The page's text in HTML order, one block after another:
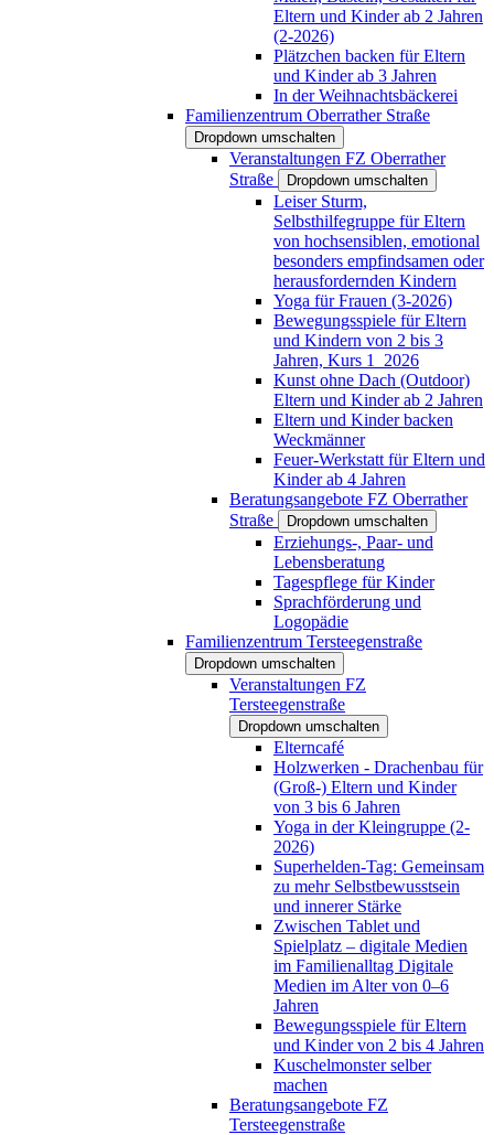
Eltern und Kinder ab 2 Jahren
(2-2026)
Plätzchen backen für Eltern
und Kinder ab 3 Jahren
In der Weihnachtsbäckerei
Familienzentrum Oberrather Straße
Dropdown umschalten
Veranstaltungen FZ Oberrather
Straße
Dropdown umschalten
Leiser Sturm,
Selbsthilfegruppe für Eltern
von hochsensiblen, emotional
besonders empfindsamen oder
herausfordernden Kindern
Yoga für Frauen (3-2026)
Bewegungsspiele für Eltern
und Kindern von 2 bis 3
Jahren, Kurs 1_2026
Kunst ohne Dach (Outdoor)
Eltern und Kinder ab 2 Jahren
Eltern und Kinder backen
Weckmänner
Feuer-Werkstatt für Eltern und
Kinder ab 4 Jahren
Beratungsangebote FZ Oberrather
Straße
Dropdown umschalten
Erziehungs-, Paar- und
Lebensberatung
Tagespflege für Kinder
Sprachförderung und
Logopädie
Familienzentrum Tersteegenstraße
Dropdown umschalten
Veranstaltungen FZ
Tersteegenstraße
Dropdown umschalten
Elterncafé
Holzwerken - Drachenbau für
(Groß-) Eltern und Kinder
von 3 bis 6 Jahren
Yoga in der Kleingruppe (2-
2026)
Superhelden-Tag: Gemeinsam
zu mehr Selbstbewusstsein
und innerer Stärke
Zwischen Tablet und
Spielplatz – digitale Medien
im Familienalltag Digitale
Medien im Alter von 0–6
Jahren
Bewegungsspiele für Eltern
und Kinder von 2 bis 4 Jahren
Kuschelmonster selber
machen
Beratungsangebote FZ
Tersteegenstraße